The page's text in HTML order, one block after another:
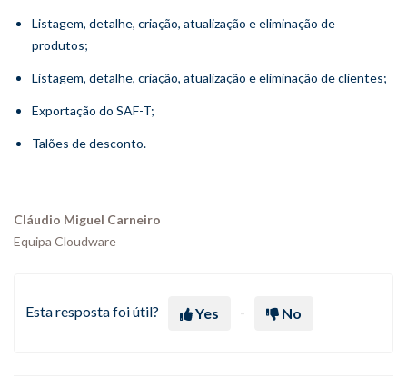
Listagem, detalhe, criação, atualização e eliminação de
produtos;
Listagem, detalhe, criação, atualização e eliminação de clientes;
Exportação do SAF-T;
Talões de desconto.
Cláudio Miguel Carneiro
Equipa Cloudware
Esta resposta foi útil? Yes No